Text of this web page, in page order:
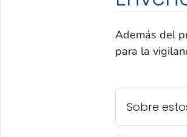
Además del
para la
Sobre